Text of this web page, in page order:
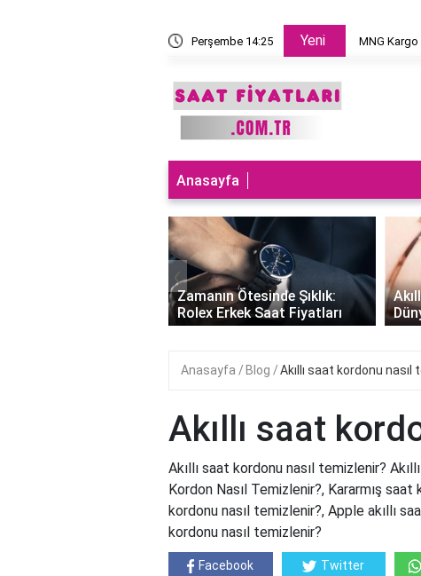
Perşembe 14:25 Yeni MNG
Anasayfa
Zamanın Ötesinde Şıklık:
Rolex Erkek Saat Fiyatları
‹
Anasayfa Blog Akıllı saat kordonu nasıl
Akıllı saat
Akıllı saat kordonu nasıl temizlenir?
Kordon Nasıl Temizlenir?, Kararmış
kordonu nasıl temizlenir?, Apple akıllı
kordonu nasıl temizlenir?
Facebook Twitter